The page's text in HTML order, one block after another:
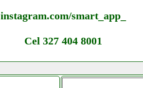
instagram.com/smart_app_
Cel 327 404 8001